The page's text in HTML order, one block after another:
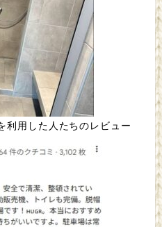
この施設を利用した人たちのレビュー